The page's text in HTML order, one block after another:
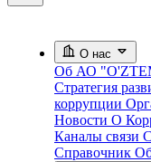
О нас
Об АО
Стратегия
коррупции
Новости О
Каналы связи
Справочник